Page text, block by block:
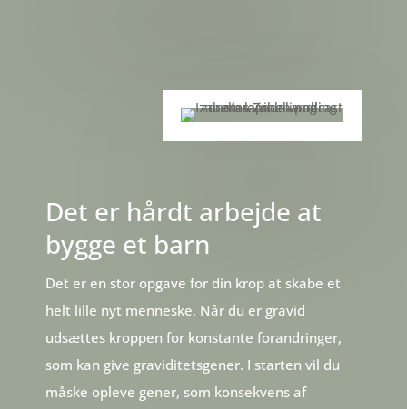
Det er hårdt arbejde at
bygge et barn
Det er en stor opgave for din krop at skabe et
helt lille nyt menneske. Når du er gravid
udsættes kroppen for konstante forandringer,
som kan give graviditetsgener. I starten vil du
måske opleve gener, som konsekvens af